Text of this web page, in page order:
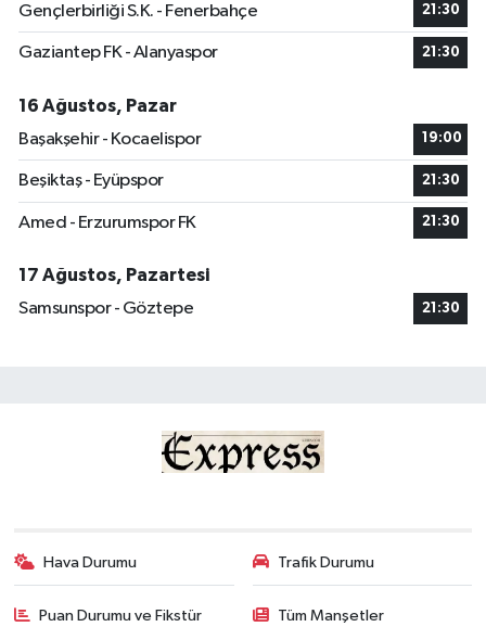
Gençlerbirliği S.K. - Fenerbahçe 21:30
Gaziantep FK - Alanyaspor 21:30
16 Ağustos, Pazar
Başakşehir - Kocaelispor
19:00
Beşiktaş - Eyüpspor 21:30
Amed - Erzurumspor FK 21:30
17 Ağustos, Pazartesi
Samsunspor - Göztepe
21:30
Hava Durumu Trafik Durumu
Puan Durumu ve Fikstür Tüm Manşetler